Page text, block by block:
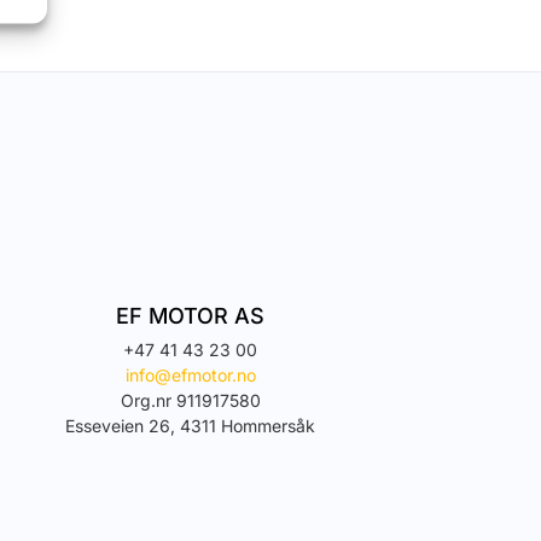
EF MOTOR AS
+47 41 43 23 00
info@efmotor.no
Org.nr 911917580
Esseveien 26, 4311 Hommersåk